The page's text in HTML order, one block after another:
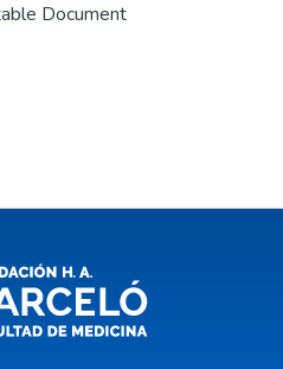
Document